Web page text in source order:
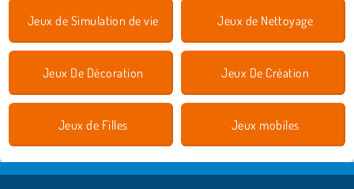
Jeux de Simulation de vie Jeux de Nettoyage
Jeux De Décoration Jeux De Création
Jeux de Filles Jeux mobiles